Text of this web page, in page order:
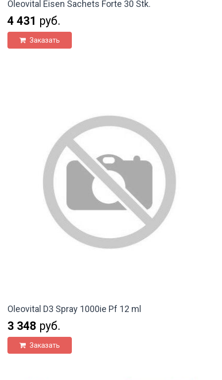
Oleovital Eisen Sachets Forte 30 Stk.
4 431 руб.
Заказать
Oleovital D3 Spray 1000ie Pf 12 ml
3 348 руб.
Заказать